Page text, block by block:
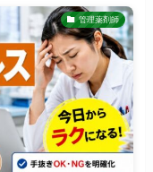
管理薬剤師